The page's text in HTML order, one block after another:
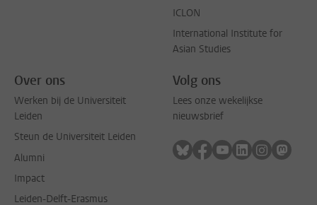
ICLON
International Institute for
Asian Studies
Over ons
Werken bij de Universiteit
Leiden
Steun de Universiteit Leiden
Alumni
Impact
Leiden-Delft-Erasmus
Volg ons
Lees onze wekelijkse
nieuwsbrief
Volg ons op bluesky
Volg ons op facebook
Volg ons op
Volg ons op
Volg ons
Volg